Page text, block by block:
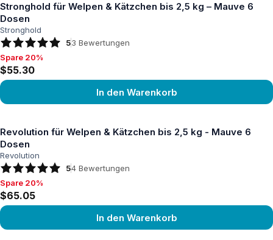
Stronghold für Welpen & Kätzchen bis 2,5 kg – Mauve 6
Dosen
Stronghold
53 Bewertungen
Spare 20%, $55.30
Spare 20%
$55.30
In den Warenkorb
Revolution für Welpen & Kätzchen bis 2,5 kg - Mauve 6
Dosen
Revolution
54 Bewertungen
Spare 20%, $65.05
Spare 20%
$65.05
In den Warenkorb